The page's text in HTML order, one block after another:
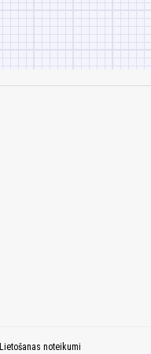
Lietošanas noteikumi